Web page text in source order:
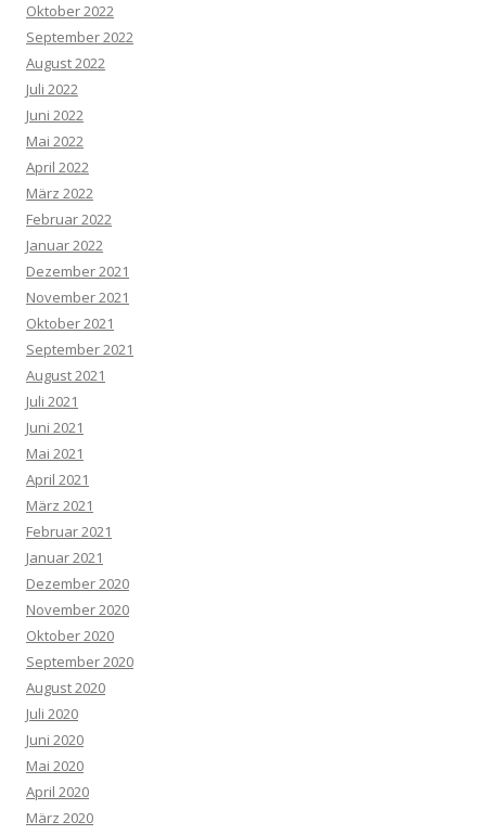
Oktober 2022
September 2022
August 2022
Juli 2022
Juni 2022
Mai 2022
April 2022
März 2022
Februar 2022
Januar 2022
Dezember 2021
November 2021
Oktober 2021
September 2021
August 2021
Juli 2021
Juni 2021
Mai 2021
April 2021
März 2021
Februar 2021
Januar 2021
Dezember 2020
November 2020
Oktober 2020
September 2020
August 2020
Juli 2020
Juni 2020
Mai 2020
April 2020
März 2020